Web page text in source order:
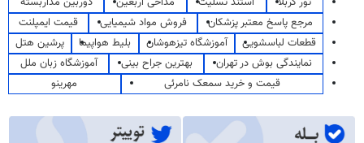
مرجع پاسخ معتبر پزشکان
فروش مواد شیمیایی
قیمت ایمپلنت
قطعات لباسشویی
آموزشگاه تیزهوشان بلیط هواپیما
پرشین هتل
نمایندگی بوش در تهران
بهترین جراح بینی
آموزشگاه زبان ملل
قیمت و خرید سمعک نامرئی
مهرینو